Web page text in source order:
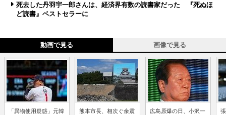
死去した丹羽宇一郎さんは、経済界有数の読書家だった 『死ぬほ
ど読書』ベストセラーに
動画で見る 画像で見る
「異物使用疑惑」元韓
熊本市長、相次ぐ余震
広島原爆の日、小沢一